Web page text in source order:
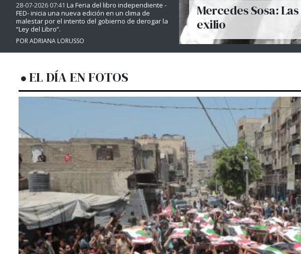
28-07-2026 07:41 La Feria del libro independiente -
FED- inicia una nueva edición en un clima de
malestar por el intento del gobierno de derogar la
“Ley del Libro”.
POR ADRIANA LORUSSO
Mercedes Sosa:
exilio
EL DÍA EN FOTOS